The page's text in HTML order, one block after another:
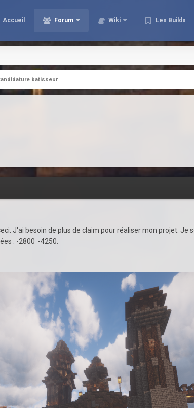
Accueil Forum Wiki Les Builds
batisseur
J'ai besoin de plus de claim pour réaliser mon projet.
: -2800 -4250.